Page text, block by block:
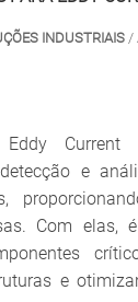
INDUSTRIAIS/
Current
e
Com elas,
e